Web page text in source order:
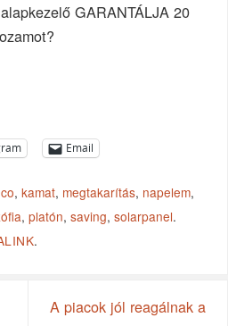
GARANTÁLJA 20
Email
,kamat, megtakarítás, napelem,
,platón,saving,solarpanel.
.
A piacok jól reagálnak a